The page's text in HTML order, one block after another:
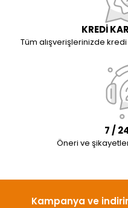
KREDİ
Tüm alışverişlerinizde
7 /
Öneri ve
Kampanya ve